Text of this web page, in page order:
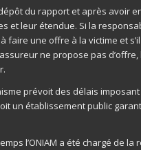
du rapport et après avoir
et leur étendue. Si la
faire une offre à la victime et
ne propose pas
prévoit des délais
un établissement public
l’ONIAM a été chargé de